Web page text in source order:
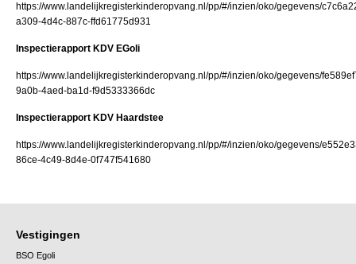
https://www.landelijkregisterkinderopvang.nl/pp/#/inzien/oko/gegevens/
a309-4d4c-887c-ffd61775d931
Inspectierapport KDV EGoli
https://www.landelijkregisterkinderopvang.nl/pp/#/inzien/oko/gegevens/
9a0b-4aed-ba1d-f9d5333366dc
Inspectierapport KDV Haardstee
https://www.landelijkregisterkinderopvang.nl/pp/#/inzien/oko/gegevens/
86ce-4c49-8d4e-0f747f541680
Vestigingen
BSO Egoli